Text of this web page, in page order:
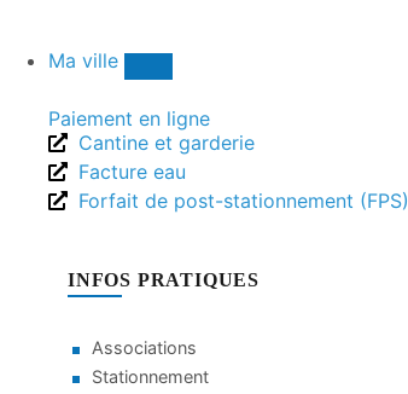
Ma ville
Paiement en ligne
Cantine et garderie
Facture eau
Forfait de post-stationnement (FPS)
INFOS PRATIQUES
Associations
Stationnement